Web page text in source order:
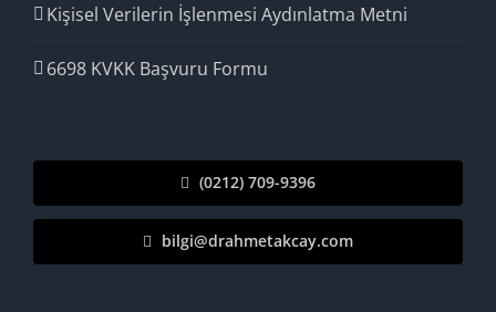
Kişisel Verilerin İşlenmesi Aydınlatma Metni
6698 KVKK Başvuru Formu
(0212) 709-9396
bilgi@drahmetakcay.com